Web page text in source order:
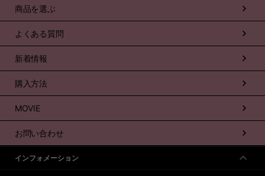
商品を選ぶ
よくある質問
新着情報
購入方法
MOVIE
お問い合わせ
インフォメーション